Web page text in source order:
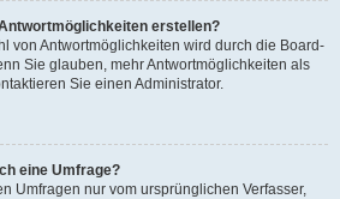
erstellen?
von Antwortmöglichkeiten wird durch die Board-
Sie glauben, mehr Antwortmöglichkeiten als
Sie einen Administrator.
eine Umfrage?
Umfragen nur vom ursprünglichen Verfasser,